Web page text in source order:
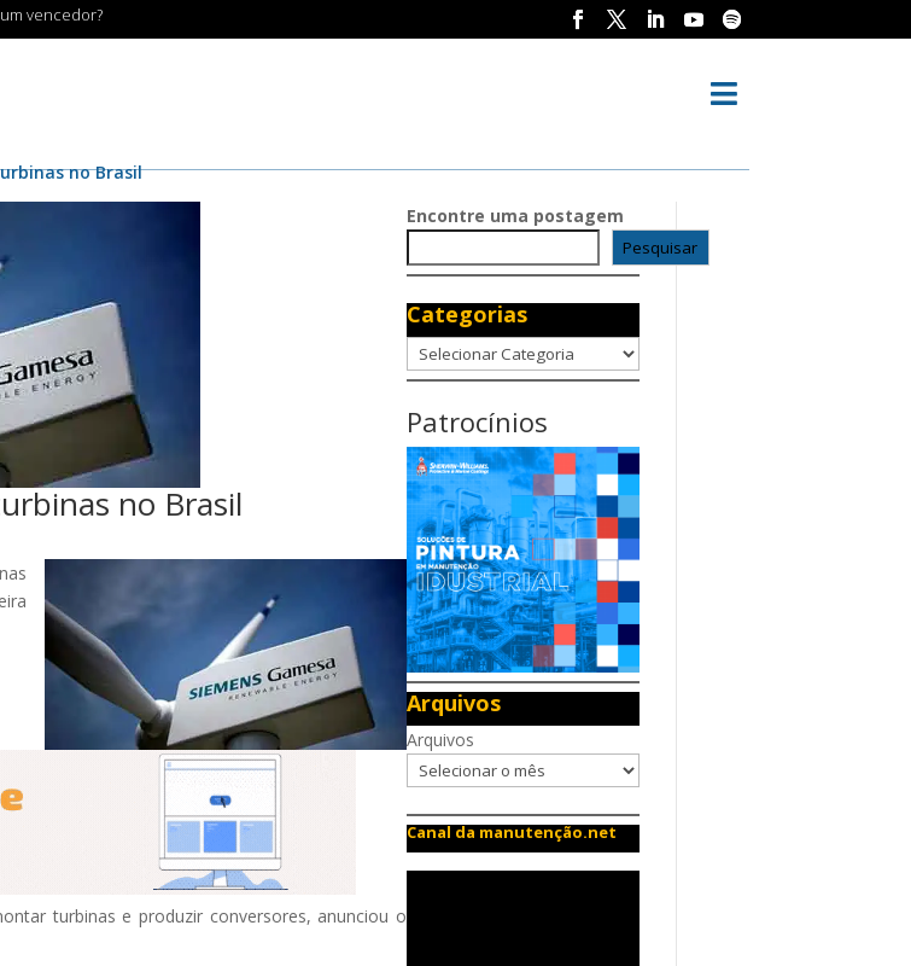
vencedor?

no Brasil
no Brasil
turbinas e produzir conversores, anunciou o
Encontre uma postagem
Pesquisar
Categorias
Categorias
Patrocínios
Arquivos
Arquivos
Canal da manutenção.net